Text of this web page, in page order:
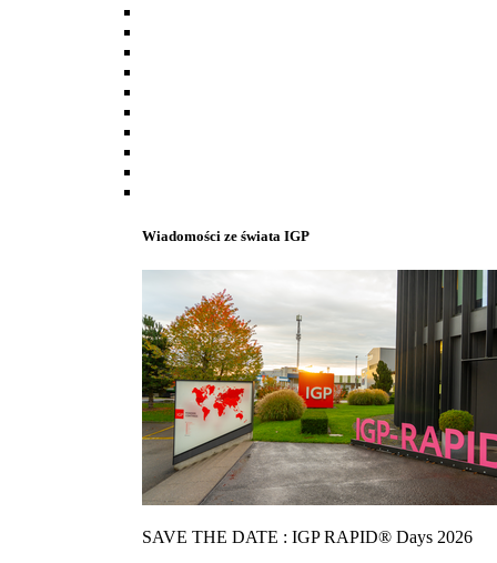
Wiadomości ze świata IGP
SAVE THE DATE : IGP RAPID® Days 2026